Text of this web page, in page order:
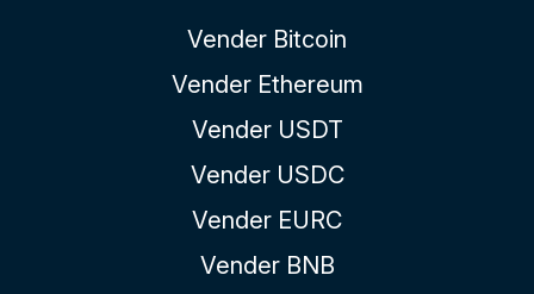
Vender Bitcoin
Vender Ethereum
Vender USDT
Vender USDC
Vender EURC
Vender BNB